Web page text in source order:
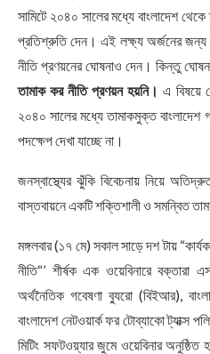
সামিটে ২০৪০ সালের মধ্যে বাংলাদেশ থেকে
প্রতিশ্রুতি দেন। এই লক্ষ্য অর্জনের জন্য
নীতি প্রণয়নের ঘোষনাও দেন। কিন্তু
তামাক কর নীতি প্রণয়ন হয়নি। এ বিষয়ে
২০৪০ সালের মধ্যে তামাকমুক্ত
পদক্ষেপ দেখা যাচ্ছে না।
জনস্বাস্থ্যের ঝুঁকি বিবেচনায় নিয়ে
বাস্তবায়নে একটি শক্তিশালী ও সমন্বিত
মঙ্গলবার (১৭ মে) সকাল সাড়ে দশ টায়
নীতি“’ শীর্ষক এক ওয়েবিনারে বক্তারা
অর্থনৈতিক গবেষণা ব্যুরো (বিইআর),
বাংলাদেশ নেটওয়ার্ক ফর টোব্যাকো ট্যাক্স
মিটিং সফটওয়্যার জুমে ওয়েবিনার